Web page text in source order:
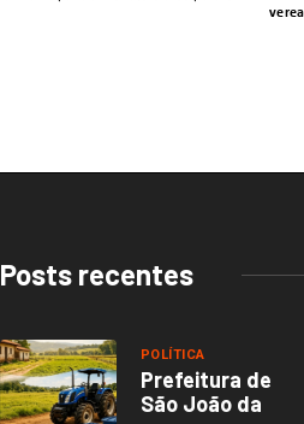
Posts recentes
POLÍTICA
Prefeitura de
São João da